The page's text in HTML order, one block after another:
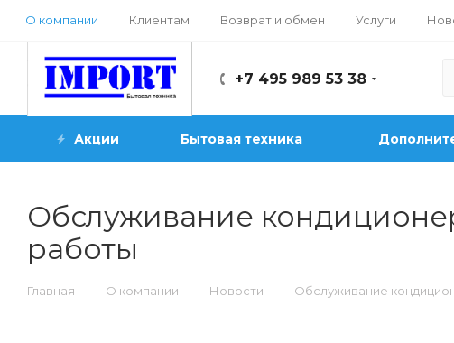
О компании Клиентам Возврат и обмен Услуги
+7 495 989 53 38
Акции Бытовая техника
Обслуживание
работы
Главная — О компании — Новости — Обслуживание